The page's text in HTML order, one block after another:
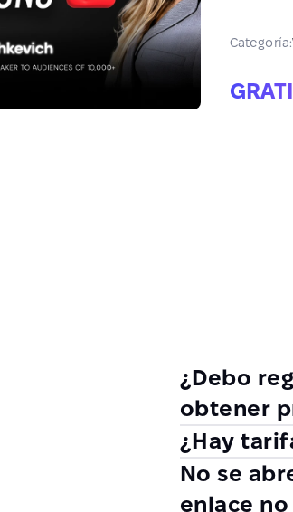
Categoría:
¿Debo
obtener
¿Hay
No se
enlace